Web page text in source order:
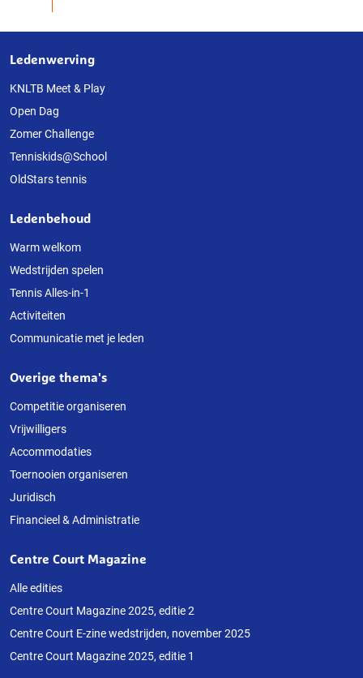
Over
deze
website
Ledenwerving
KNLTB Meet & Play
Open Dag
Zomer Challenge
Tenniskids@School
OldStars tennis
Ledenbehoud
Warm welkom
Wedstrijden spelen
Tennis Alles-in-1
Activiteiten
Communicatie met je leden
Overige thema's
Competitie organiseren
Vrijwilligers
Accommodaties
Toernooien organiseren
Juridisch
Financieel & Administratie
Centre Court Magazine
Alle edities
Centre Court Magazine 2025, editie 2
Centre Court E-zine wedstrijden, november 2025
Centre Court Magazine 2025, editie 1